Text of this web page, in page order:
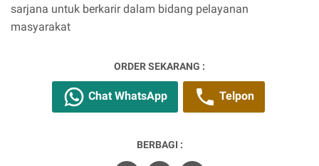
sarjana untuk berkarir dalam bidang pelayanan
masyarakat
ORDER SEKARANG :
Chat WhatsApp Telpon
BERBAGI :